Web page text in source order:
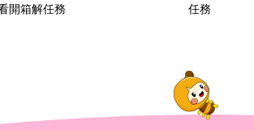
開箱解任務
任務